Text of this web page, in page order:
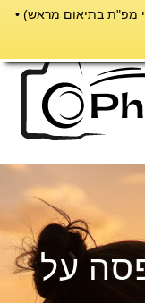
מפ"ת בתיאום מראש) •
על